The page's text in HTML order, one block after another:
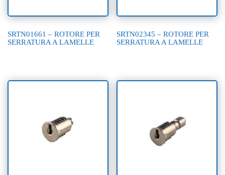
SRTN01661 – ROTORE PER
SERRATURA A LAMELLE
SRTN02345 – ROTORE PER
SERRATURA A LAMELLE